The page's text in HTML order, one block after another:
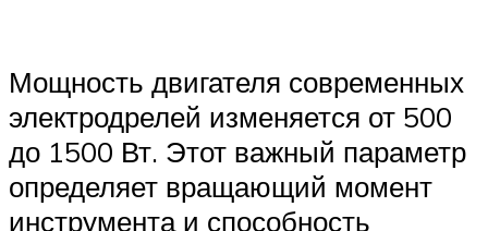
Мощность двигателя современных
электродрелей изменяется от 500
до 1500 Вт. Этот важный параметр
определяет вращающий момент
инструмента и способность